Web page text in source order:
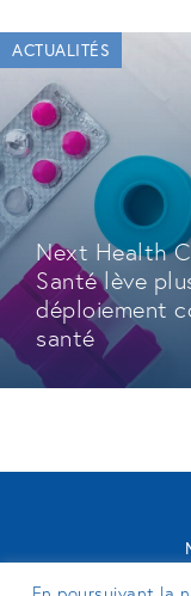
ACTUALITÉS
Next Health
Santé lève
déploiement
santé